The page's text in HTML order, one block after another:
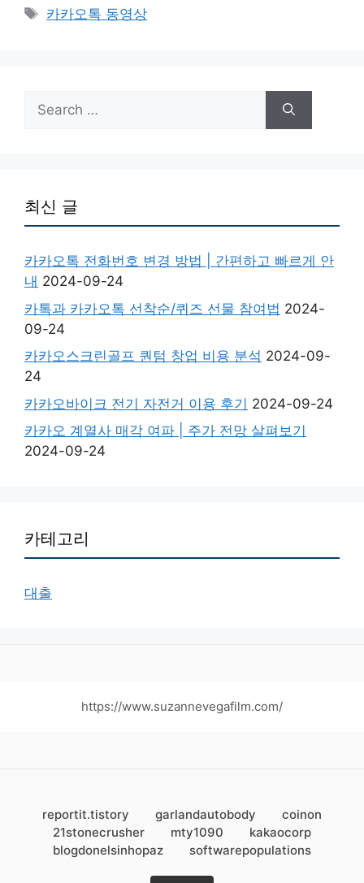
Tags
카카오톡 동영상
Search
for:
최신 글
카카오톡 전화번호 변경 방법 | 간편하고 빠르게 안
내 2024-09-24
카톡과 카카오톡 선착순/퀴즈 선물 참여법 2024-
09-24
카카오스크린골프 퀀텀 창업 비용 분석 2024-09-
24
카카오바이크 전기 자전거 이용 후기 2024-09-24
카카오 계열사 매각 여파 | 주가 전망 살펴보기
2024-09-24
카테고리
대출
https://www.suzannevegafilm.com/
reportit.tistory garlandautobody
coinon
21stonecrusher
mty1090
kakaocorp
blogdonelsinhopaz
softwarepopulations